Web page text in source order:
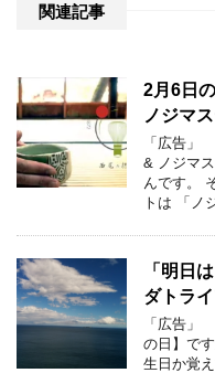
関連記事
2月6日
ノジマ
「広告」
& ノジマ
んです。
トは 「ノ
「明日
ダトラ
「広告」
の日】で
生日か覚